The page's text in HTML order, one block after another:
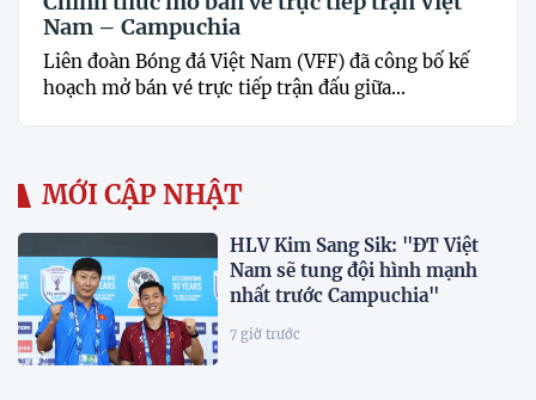
Nam – Campuchia
Liên đoàn Bóng đá Việt Nam (VFF) đã công bố kế
hoạch mở bán vé trực tiếp trận đấu giữa...
MỚI CẬP NHẬT
HLV Kim Sang Sik: "ĐT Việt
Nam sẽ tung đội hình mạnh
nhất trước Campuchia"
7 giờ trước